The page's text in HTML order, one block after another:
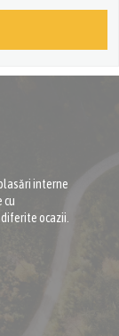
interne
cu
ocazii.